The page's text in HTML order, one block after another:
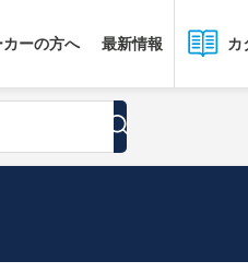
ーの方へ 最新情報 カ